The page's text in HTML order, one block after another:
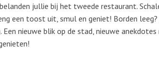
jullie bij het tweede restaurant.
een toost uit, smul en geniet! Borden
Een nieuwe blik op de stad, nieuwe